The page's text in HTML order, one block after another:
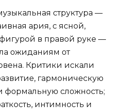
структура —
ария, с ясной,
в правой руке —
ожиданиям от
Критики искали
гармоническую
формальную сложность;
интимность и